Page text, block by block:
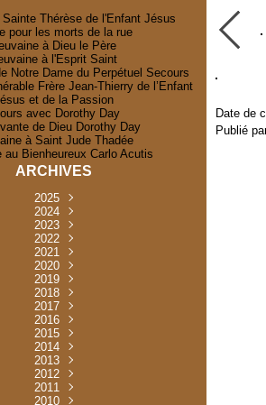
Thérèse de l'Enfant Jésus
pour les morts de la rue
à Dieu le Père
à l'Esprit Saint
Notre Dame du Perpétuel Secours
Frère Jean-Thierry de l’Enfant
et de la Passion
avec Dorothy Day
de Dieu Dorothy Day
à Saint Jude Thadée
au Bienheureux Carlo Acutis
ARCHIVES
2025
Novembre
Juillet(1)
Mai
(1)
Avril
(1)
Janvier(1)
2024
Novembre
Octobre
Août
(1)
Mai
(8)
Avril
(2)
Mars
(1)
Février(1)
Janvier(2)
2023
Décembre
Novembre
Octobre
Juin
(29)
Mai (31)
Avril
(2)
2022
Décembre
Novembre
Octobre
Août
(33)
Juillet
(32)
Juin
(1)
Mai (35)
Avril
(31)
Mars
(32)
Février(2)
Janvier(30)
2021
Décembre
Novembre
Octobre(30)
Septembre
Août
(30)
Juillet(2)
Mai (30)
Avril
(3)
2020
Décembre
Novembre
Octobre(17)
Septembre
Mai (30)
Avril
(13)
Mars
(1)
2019
Octobre
Mai (30)
Avril
(5)
Mars
(31)
Février(3)
2018
Décembre
Novembre
Octobre
Août
(2)
Juin
(5)
Mai (30)
Avril
(31)
Mars
(3)
2017
Décembre
Novembre
Octobre
Août
(30)
Juillet
(33)
Juin
(4)
Mai (32)
2016
Décembre
Novembre
Octobre
Septembre
Août
(2)
Juin
(4)
2015
Décembre
Novembre
Octobre
Septembre
Août
(4)
2014
Septembre
Août
(3)
Juillet(6)
Juin
(31)
2013
Décembre
Novembre
Octobre
2012
Décembre
Novembre
2011
Décembre
2010
Date de
Publié